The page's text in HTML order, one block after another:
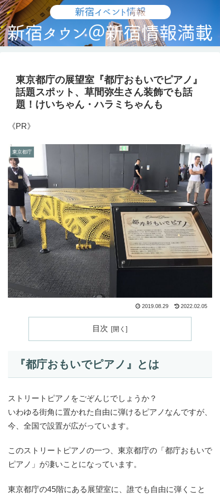
東京都庁の展望室『都庁おもいでピアノ』
話題スポット、草間弥生さん装飾でも話
題！けいちゃん・ハラミちゃんも
《PR》
東京都庁
2019.08.29 2022.02.05
目次
『都庁おもいでピアノ』とは
ストリートピアノをごぞんじでしょうか？
いわゆる街角に置かれた自由に弾けるピアノなんですが、
今、全国で設置が広がっています。
このストリートピアノの一つ、東京都庁の「都庁おもいで
ピアノ」が凄いことになっています。
東京都庁の45階にある展望室に、誰でも自由に弾くこと